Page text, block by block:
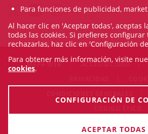
MAPA WEB ACCESIBILIDAD
© Sat Aug 08 17:00:12 CEST 2026 Il·lustre
Para funciones de publicidad,
Al hacer clic en 'Aceptar todas', aceptas
todas las cookies. Si prefieres
rechazarlas, haz clic en 'Configuración
Para obtener más información, visite
cookies.
CONFIGURACIÓN DE
ACEPTAR TODAS